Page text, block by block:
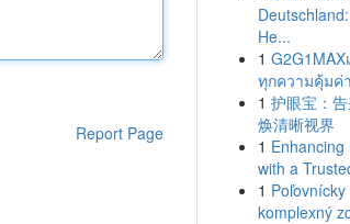
Report Page
He...
1
ทุกความคุ้มค่
1 护眼宝：
焕清晰视界
1
with a
1
komplexný